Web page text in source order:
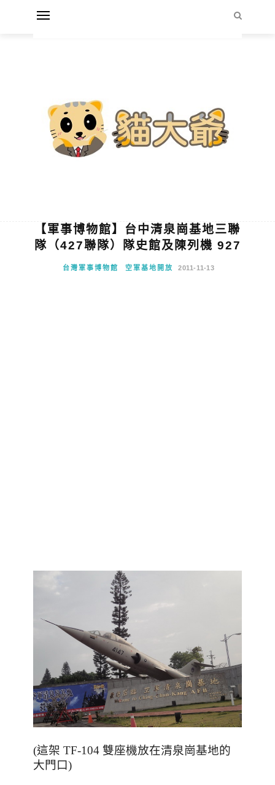
【軍事博物館】台中清泉崗基地三聯
隊（427聯隊）隊史館及陳列機 927
台灣軍事博物館 空軍基地開放 2011-11-13
(這架 TF-104 雙座機放在清泉崗基地的
大門口)